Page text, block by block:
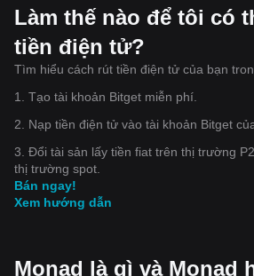
Làm thế nào để tôi có
tiền điện tử?
Tìm hiểu cách rút tiền điện tử của bạn
1. Tạo tài khoản Bitget miễn phí.
2. Nạp tiền điện tử vào tài khoản Bitget
3. Đổi tài sản lấy tiền fiat trên thị trường
thị trường spot.
Bán ngay!
Xem hướng dẫn
Monad là gì và Monad